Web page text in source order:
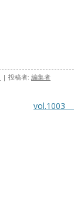
| 投稿者: 編集者
vol.1003